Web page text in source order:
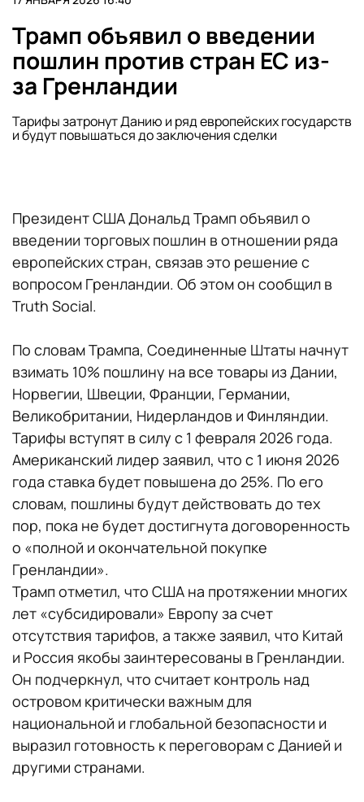
Трамп объявил о введении
пошлин против стран ЕС из-
за Гренландии
Тарифы затронут Данию и ряд европейских государств
и будут повышаться до заключения сделки
Президент США Дональд Трамп объявил о
введении торговых пошлин в отношении ряда
европейских стран, cвязав это решение с
вопросом Гренландии. Об этом он сообщил в
Truth Social.
По словам Трампа, Соединенные Штаты начнут
взимать 10% пошлину на все товары из Дании,
Норвегии, Швеции, Франции, Германии,
Великобритании, Нидерландов и Финляндии.
Тарифы вступят в силу с 1 февраля 2026 года.
Американский лидер заявил, что с 1 июня 2026
года ставка будет повышена до 25%. По его
словам, пошлины будут действовать до тех
пор, пока не будет достигнута договоренность
о «полной и окончательной покупке
Гренландии».
Трамп отметил, что США на протяжении многих
лет «субсидировали» Европу за счет
отсутствия тарифов, а также заявил, что Китай
и Россия якобы заинтересованы в Гренландии.
Он подчеркнул, что считает контроль над
островом критически важным для
национальной и глобальной безопасности и
выразил готовность к переговорам с Данией и
другими странами.